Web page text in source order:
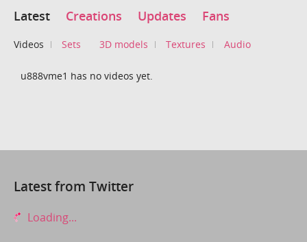
Latest Creations Updates Fans
Videos Sets 3D models Textures Audio
u888vme1 has no videos yet.
Latest from Twitter
Loading...